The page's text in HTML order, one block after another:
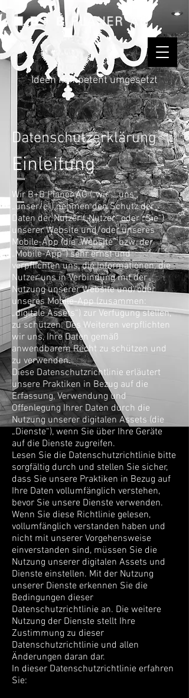
Ideen kompetent umgesetzt
Datenschutzerklärung
Einleitung
Wir B+B Planer AG („wir“, „uns“,
„unser/e“) nehmen den Schutz der
Daten der Nutzer („Nutzer“ oder „Sie“)
unserer Website und/oder unseres
Mobile-App (die „Website“ bzw. der
„Mobile-App“) sehr ernst und
verpflichten uns, die Informationen, die
Nutzer uns in Verbindung mit der
Nutzung unserer Website und/oder
unseres Mobile-App (zusammen:
„digitale Assets“) zur Verfügung stellen,
zu schützen. Des Weiteren verpflichten
wir uns, Ihre Daten gemäß
anwendbarem Recht zu schützen und
zu verwenden.
Diese Datenschutzrichtlinie erläutert
unsere Praktiken in Bezug auf die
Erfassung, Verwendung und
Offenlegung Ihrer Daten durch die
Nutzung unserer digitalen Assets (die
„Dienste“), wenn Sie über Ihre Geräte
auf die Dienste zugreifen.
Lesen Sie die Datenschutzrichtlinie bitte
sorgfältig durch und stellen Sie sicher,
dass Sie unsere Praktiken in Bezug auf
Ihre Daten vollumfänglich verstehen,
bevor Sie unsere Dienste verwenden.
Wenn Sie diese Richtlinie gelesen,
vollumfänglich verstanden haben und
nicht mit unserer Vorgehensweise
einverstanden sind, müssen Sie die
Nutzung unserer digitalen Assets und
Dienste einstellen. Mit der Nutzung
unserer Dienste erkennen Sie die
Bedingungen dieser
Datenschutzrichtlinie an. Die weitere
Nutzung der Dienste stellt Ihre
Zustimmung zu dieser
Datenschutzrichtlinie und allen
Änderungen daran dar.
In dieser Datenschutzrichtlinie erfahren
Sie: